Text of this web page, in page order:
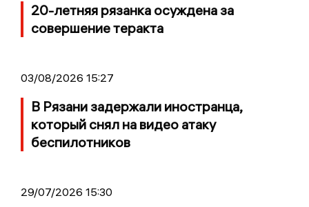
20-летняя рязанка осуждена за
совершение теракта
03/08/2026 15:27
В Рязани задержали иностранца,
который снял на видео атаку
беспилотников
29/07/2026 15:30